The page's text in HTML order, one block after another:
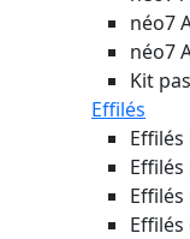
néo7
néo7
Kit
Effilés
Effilés